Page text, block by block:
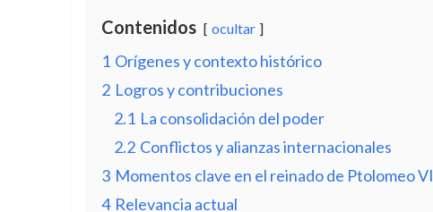
Contenidos ocultar
1 Orígenes y contexto histórico
2 Logros y contribuciones
2.1 La consolidación del poder
2.2 Conflictos y alianzas internacionales
3 Momentos clave en el reinado de Ptolomeo VI
4 Relevancia actual